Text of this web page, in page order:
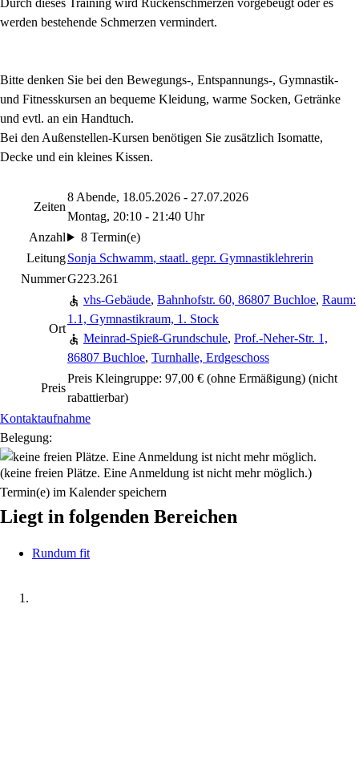
Durch dieses Training wird Rückenschmerzen vorgebeugt oder es
werden bestehende Schmerzen vermindert.
Bitte denken Sie bei den Bewegungs-, Entspannungs-, Gymnastik-
und Fitnesskursen an bequeme Kleidung, warme Socken, Getränke
und evtl. an ein Handtuch.
Bei den Außenstellen-Kursen benötigen Sie zusätzlich Isomatte,
Decke und ein kleines Kissen.
Zeiten
8 Abende, 18.05.2026 - 27.07.2026
Montag, 20:10 - 21:40 Uhr
Anzahl
8 Termin(e)
LeitungSonja Schwamm, staatl. gepr. Gymnastiklehrerin
NummerG223.261
Ort
vhs-Gebäude, Bahnhofstr. 60, 86807 Buchloe, Raum:
1.1, Gymnastikraum, 1. Stock
Meinrad-Spieß-Grundschule, Prof.-Neher-Str. 1,
86807 Buchloe, Turnhalle, Erdgeschoss
Preis
Preis Kleingruppe: 97,00 € (ohne Ermäßigung) (nicht
rabattierbar)
Kontaktaufnahme
Belegung:
(keine freien Plätze. Eine Anmeldung ist nicht mehr möglich.)
Termin(e) im Kalender speichern
Liegt in folgenden Bereichen
Rundum fit